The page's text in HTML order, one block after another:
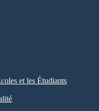
et les Étudiants